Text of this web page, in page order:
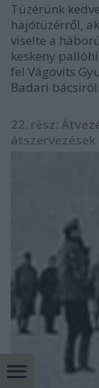
Tüzérünk
hajótüzérről,
viselte a
keskeny
fel Vágovits
Badari bácsiról.
22. rész:
átszervezések